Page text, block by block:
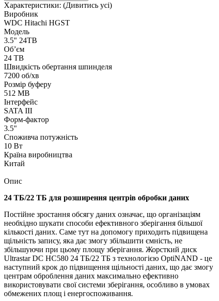
Характеристики: (Дивитись усі)
Виробник
WDC Hitachi HGST
Модель
3.5" 24TB
Об’єм
24 TB
Швидкість обертання шпинделя
7200 об/хв
Розмір буферу
512 MB
Інтерфейс
SATA III
Форм-фактор
3.5"
Споживча потужність
10 Вт
Країна виробництва
Китай
Опис
24 ТБ/22 ТБ для розширення центрів обробки даних
Постійне зростання обсягу даних означає, що організаціям
необхідно шукати способи ефективного зберігання більшої
кількості даних. Саме тут на допомогу приходить підвищена
щільність запису, яка дає змогу збільшити ємність, не
збільшуючи при цьому площу зберігання. Жорсткий диск
Ultrastar DC HC580 24 ТБ/22 ТБ з технологією OptiNAND - це
наступний крок до підвищення щільності даних, що дає змогу
центрам оброблення даних максимально ефективно
використовувати свої системи зберігання, особливо в умовах
обмежених площ і енергоспоживання.